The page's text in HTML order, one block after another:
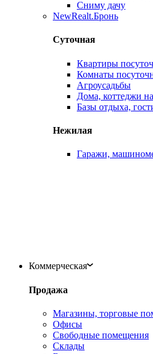
Сниму дачу
NewRealt.Бронь
Суточная
Квартиры
Комнаты
Агроусадьбы
Дома, коттеджи
Базы отдыха,
Нежилая
Гаражи,
Коммерческая
Продажа
Магазины, торговые
Офисы
Свободные помещения
Склады